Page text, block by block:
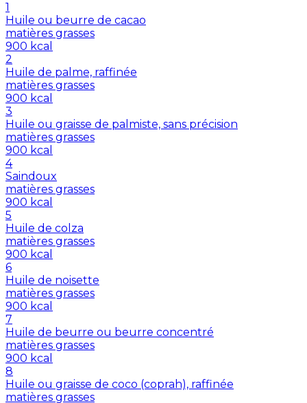
1
Huile ou beurre de cacao
matières grasses
900 kcal
2
Huile de palme, raffinée
matières grasses
900 kcal
3
Huile ou graisse de palmiste, sans précision
matières grasses
900 kcal
4
Saindoux
matières grasses
900 kcal
5
Huile de colza
matières grasses
900 kcal
6
Huile de noisette
matières grasses
900 kcal
7
Huile de beurre ou beurre concentré
matières grasses
900 kcal
8
Huile ou graisse de coco (coprah), raffinée
matières grasses